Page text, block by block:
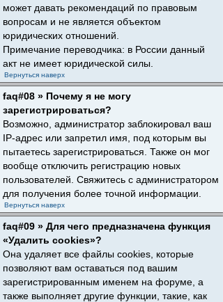
может давать рекомендаций по правовым
вопросам и не является объектом
юридических отношений.
Примечание переводчика: в России данный
акт не имеет юридической силы.
Вернуться наверх
faq#08 » Почему я не могу
зарегистрироваться?
Возможно, администратор заблокировал ваш
IP-адрес или запретил имя, под которым вы
пытаетесь зарегистрироваться. Также он мог
вообще отключить регистрацию новых
пользователей. Свяжитесь с администратором
для получения более точной информации.
Вернуться наверх
faq#09 » Для чего предназначена функция
«Удалить cookies»?
Она удаляет все файлы cookies, которые
позволяют вам оставаться под вашим
зарегистрированным именем на форуме, а
также выполняет другие функции, такие, как